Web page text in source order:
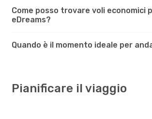
Come posso trovare voli economici
eDreams?
Quando è il momento ideale per
Pianificare il viaggio